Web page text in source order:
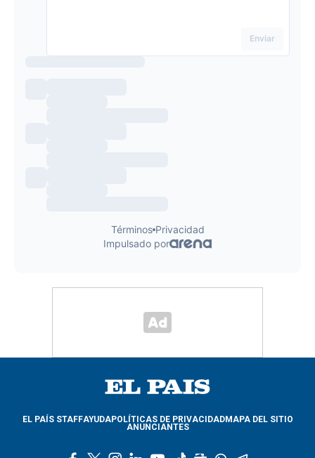
EL PAÍS STAFFAYUDAPOLÍTICAS DE PRIVACIDADMAPA DEL SITIO
ANUNCIANTES